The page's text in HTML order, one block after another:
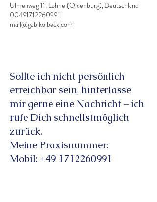
Ulmenweg 11, Lohne (Oldenburg), Deutschland
00491712260991
mail@gabikolbeck.com
Sollte ich nicht persönlich
erreichbar sein, hinterlasse
mir gerne eine Nachricht – ich
rufe Dich schnellstmöglich
zurück.
Meine Praxisnummer:
Mobil: +49 1712260991